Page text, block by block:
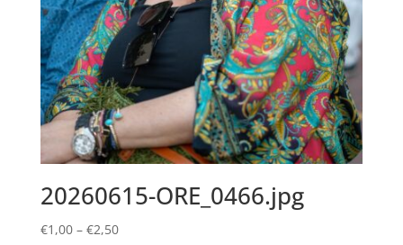
20260615-ORE_0466.jpg
€1,00 – €2,50Price